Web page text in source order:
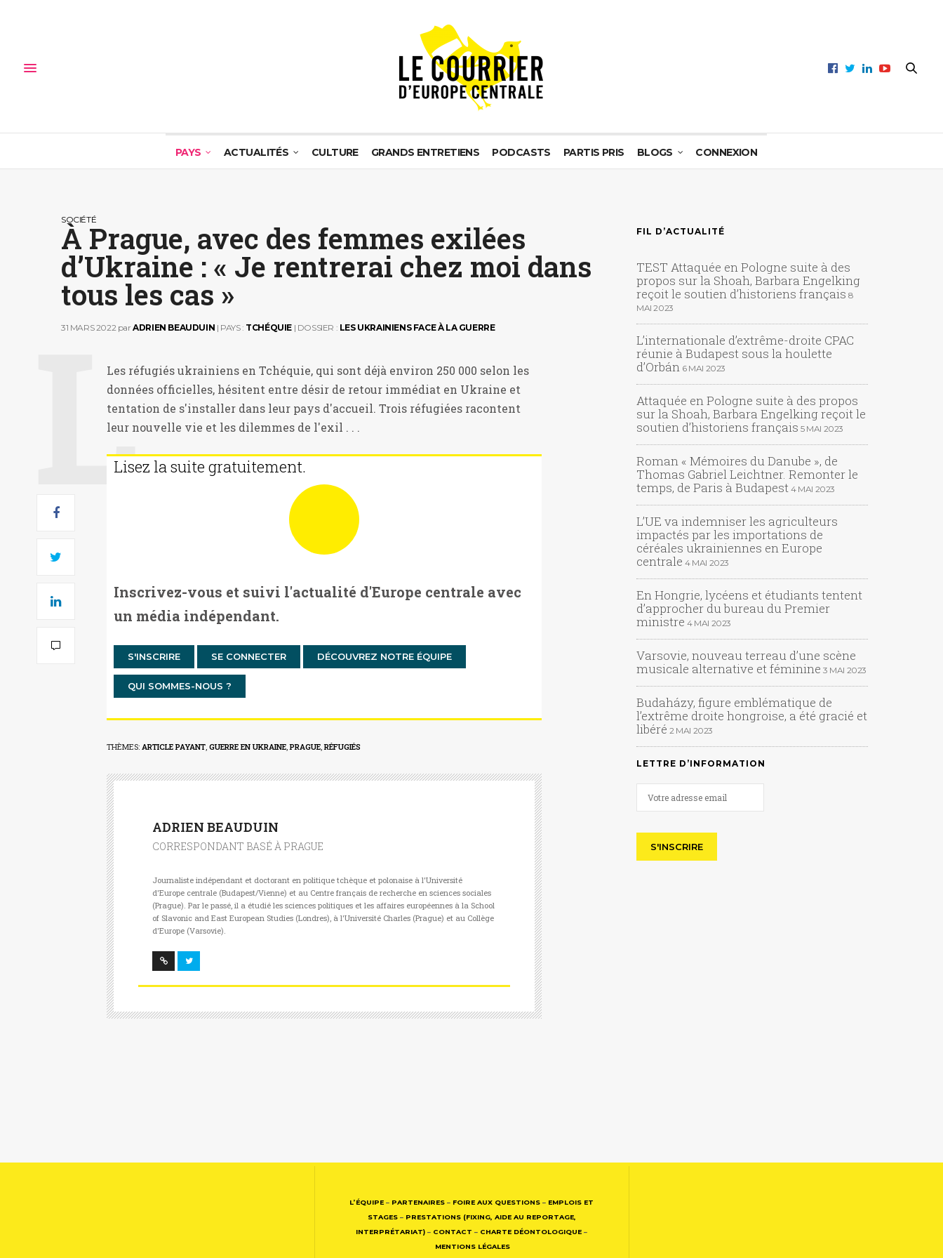
PAYS ACTUALITÉS CULTURE GRANDS ENTRETIENS PODCASTS PARTIS PRIS BLOGS CONNEXION
SOCIÉTÉ
À Prague, avec des femmes exilées
d’Ukraine : « Je rentrerai chez moi dans
tous les cas »
31 MARS 2022 parADRIEN BEAUDUIN | PAYS : TCHÉQUIE | DOSSIER : LES UKRAINIENS FACE À LA GUERRE
Les réfugiés ukrainiens en Tchéquie, qui sont déjà environ 250 000 selon les
données officielles, hésitent entre désir de retour immédiat en Ukraine et
tentation de s'installer dans leur pays d'accueil. Trois réfugiées racontent
leur nouvelle vie et les dilemmes de l'exil . . .
Lisez la suite gratuitement.
Inscrivez-vous et suivi l'actualité d'Europe centrale avec
un média indépendant.
S'INSCRIRE SE CONNECTER DÉCOUVREZ NOTRE ÉQUIPE
QUI SOMMES-NOUS ?
THÈMES: ARTICLE PAYANT, GUERRE EN UKRAINE,PRAGUE,RÉFUGIÉS
ADRIEN BEAUDUIN
CORRESPONDANT BASÉ À PRAGUE
Journaliste indépendant et doctorant en politique tchèque et polonaise à l'Université
d'Europe centrale (Budapest/Vienne) et au Centre français de recherche en sciences sociales
(Prague). Par le passé, il a étudié les sciences politiques et les affaires européennes à la School
of Slavonic and East European Studies (Londres), à l'Université Charles (Prague) et au Collège
d'Europe (Varsovie).
FIL D’ACTUALITÉ
TEST Attaquée en Pologne suite à des
propos sur la Shoah, Barbara Engelking
reçoit le soutien d’historiens français 8
MAI 2023
L’internationale d’extrême-droite CPAC
réunie à Budapest sous la houlette
d’Orbán 6 MAI 2023
Attaquée en Pologne suite à des propos
sur la Shoah, Barbara Engelking reçoit le
soutien d’historiens français 5 MAI 2023
Roman « Mémoires du Danube », de
Thomas Gabriel Leichtner. Remonter le
temps, de Paris à Budapest 4 MAI 2023
L’UE va indemniser les agriculteurs
impactés par les importations de
céréales ukrainiennes en Europe
centrale 4 MAI 2023
En Hongrie, lycéens et étudiants tentent
d’approcher du bureau du Premier
ministre 4 MAI 2023
Varsovie, nouveau terreau d’une scène
musicale alternative et féminine 3 MAI 2023
Budaházy, figure emblématique de
l’extrême droite hongroise, a été gracié et
libéré 2 MAI 2023
LETTRE D’INFORMATION
L’ÉQUIPE – PARTENAIRES – FOIRE AUX QUESTIONS – EMPLOIS ET
STAGES– PRESTATIONS (FIXING, AIDE AU REPORTAGE,
INTERPRÉTARIAT) – CONTACT – CHARTE DÉONTOLOGIQUE –
MENTIONS LÉGALES